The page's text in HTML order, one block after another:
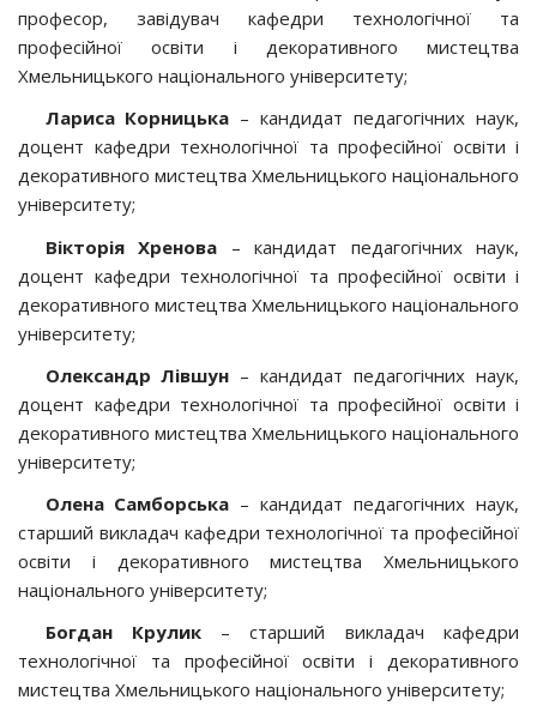
професор, завідувач кафедри технологічної та
професійної освіти і декоративного мистецтва
Хмельницького національного університету;
Лариса Корницька – кандидат педагогічних наук,
доцент кафедри технологічної та професійної освіти і
декоративного мистецтва Хмельницького національного
університету;
Вікторія Хренова – кандидат педагогічних наук,
доцент кафедри технологічної та професійної освіти і
декоративного мистецтва Хмельницького національного
університету;
Олександр Лівшун – кандидат педагогічних наук,
доцент кафедри технологічної та професійної освіти і
декоративного мистецтва Хмельницького національного
університету;
Олена Самборська – кандидат педагогічних наук,
старший викладач кафедри технологічної та професійної
освіти і декоративного мистецтва Хмельницького
національного університету;
Богдан Крулик– старший викладач кафедри
технологічної та професійної освіти і декоративного
мистецтва Хмельницького національного університету;